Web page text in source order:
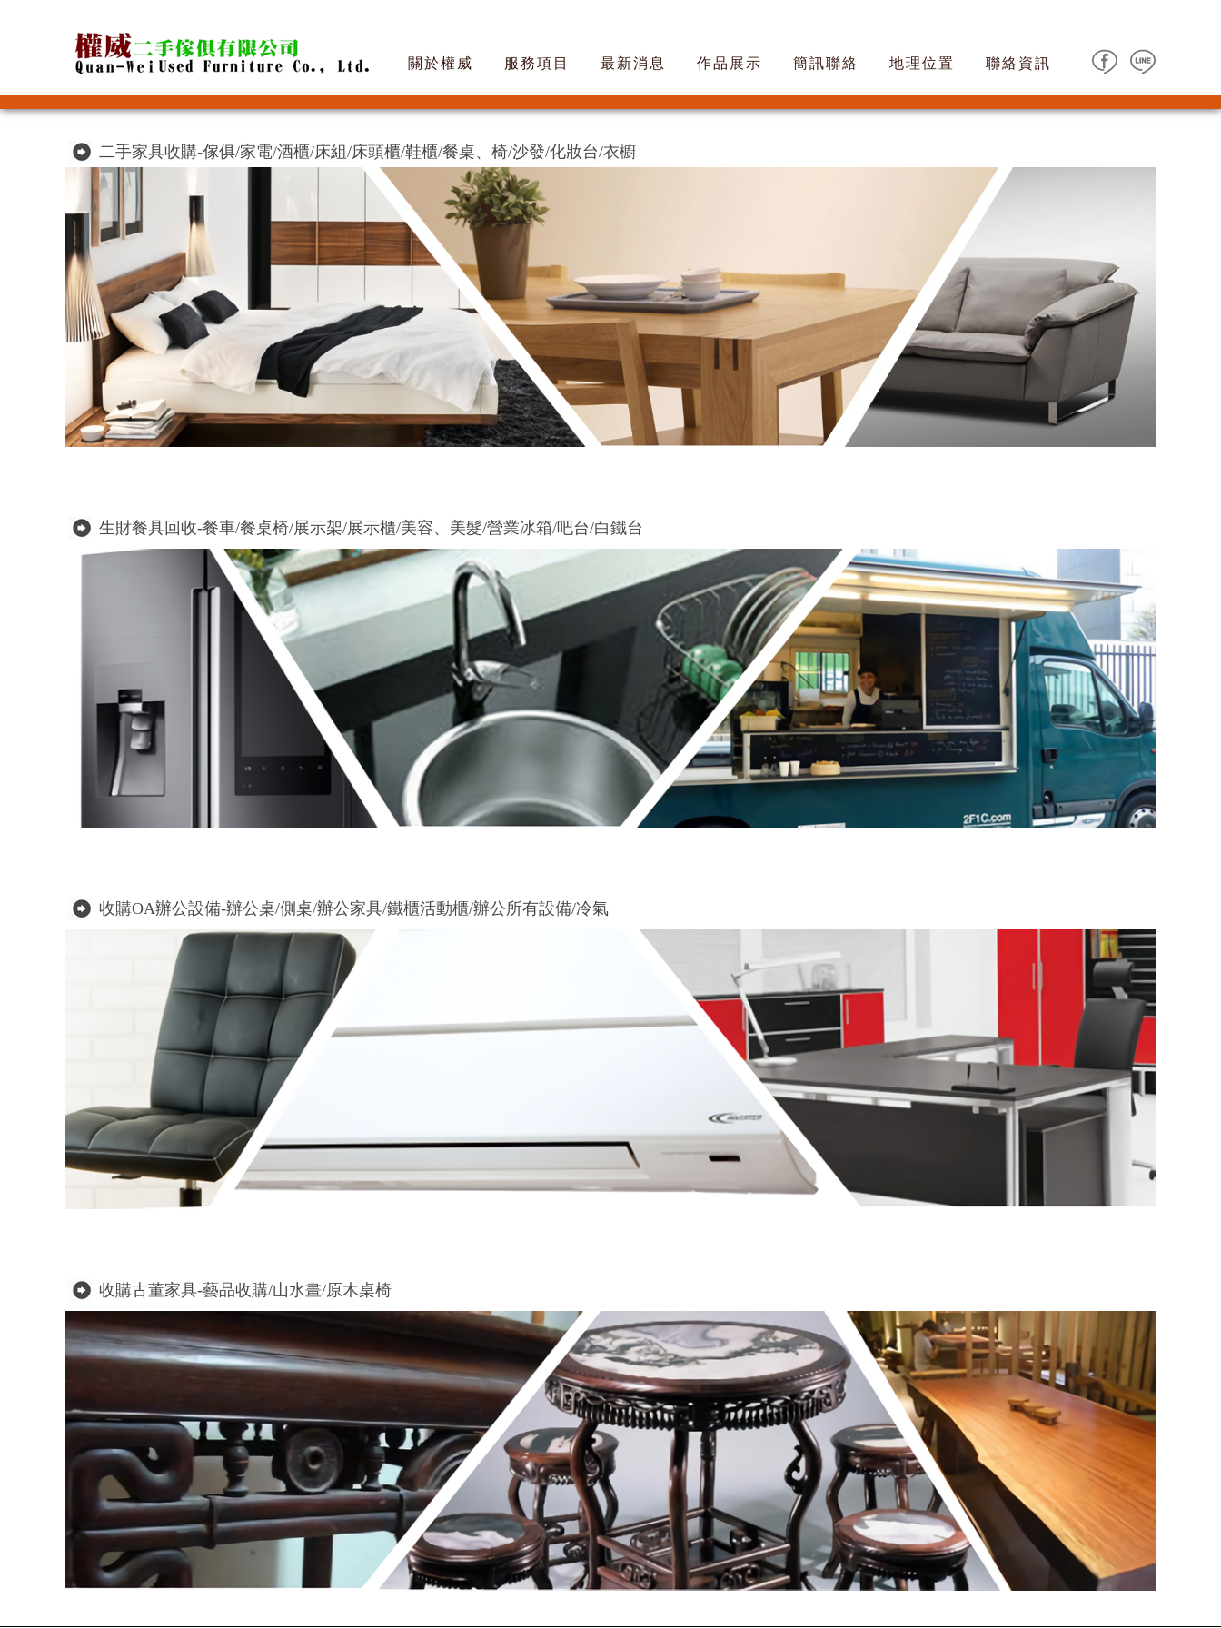
關於權威 服務項目 最新消息 作品展示 簡訊聯絡 地理位置 聯絡資訊
二手家具收購-傢俱/家電/酒櫃/床組/床頭櫃/鞋櫃/餐桌、椅/沙發/化妝台/衣櫥
生財餐具回收-餐車/餐桌椅/展示架/展示櫃/美容、美髮/營業冰箱/吧台/白鐵台
收購OA辦公設備-辦公桌/側桌/辦公家具/鐵櫃活動櫃/辦公所有設備/冷氣
收購古董家具-藝品收購/山水畫/原木桌椅